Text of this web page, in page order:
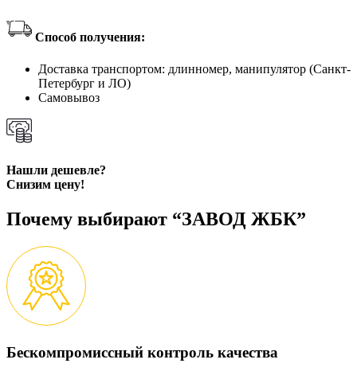
Способ получения:
Доставка транспортом: длинномер, манипулятор (Санкт-
Петербург и ЛО)
Самовывоз
Нашли дешевле?
Снизим цену!
Почему выбирают “ЗАВОД ЖБК”
Бескомпромиссный контроль качества